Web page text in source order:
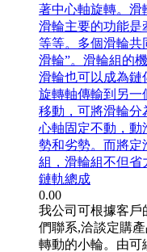
著中心軸旋轉。滑
滑輪主要的功能是
等等。多個滑輪共
滑輪”。滑輪組的
滑輪也可以成為鏈
旋轉軸傳輸到另一
移動，可將滑輪分
心軸固定不動，動
勢和劣勢。而將定
組，滑輪組不但省
鏈軌總成
0.00
我公司可根據客戶
們聯系,洽談定購
轉動的小輪。由可